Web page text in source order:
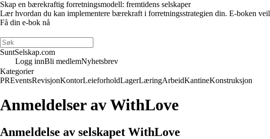
Skap en bærekraftig forretningsmodell: fremtidens selskaper
Lær hvordan du kan implementere bærekraft i forretningsstrategien din. E-boken
Få din e-bok nå
SuntSelskap.com
Logg innBli medlemNyhetsbrev
Kategorier
PREventsRevisjonKontorLeieforholdLagerLæringArbeidKantineKonstruksjon
Anmeldelser av WithLove
Anmeldelse av selskapet WithLove